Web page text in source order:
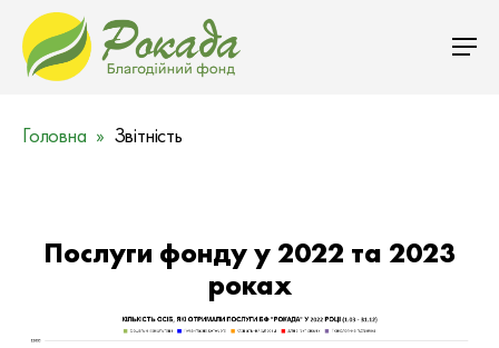
Головна Звітність
Послуги фонду у 2022 та 2023
роках